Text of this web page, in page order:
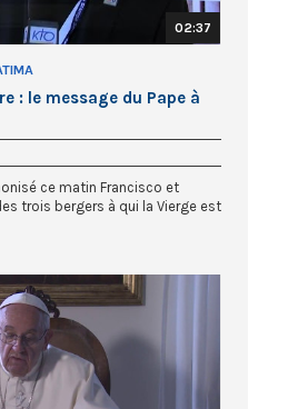
02:37
: le message du Pape à
ce matin Francisco et
trois bergers à qui la Vierge est